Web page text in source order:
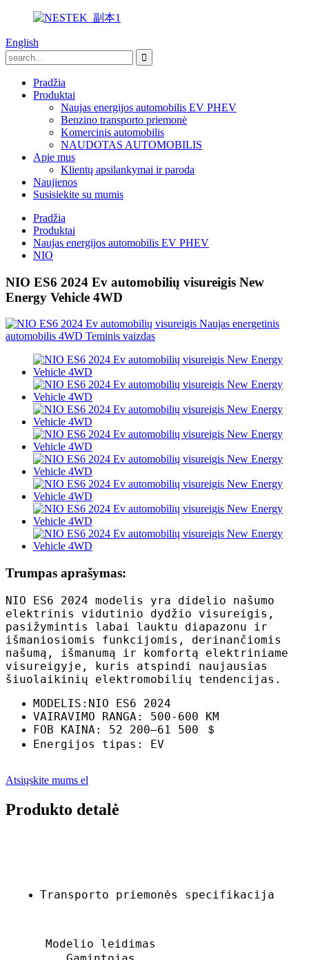
English
Pradžia
Produktai
Naujas energijos automobilis EV PHEV
Benzino transporto priemonė
Komercinis automobilis
NAUDOTAS AUTOMOBILIS
Apie mus
Klientų apsilankymai ir paroda
Naujienos
Susisiekite su mumis
Pradžia
Produktai
Naujas energijos automobilis EV PHEV
NIO
NIO ES6 2024 Ev automobilių visureigis New
Energy Vehicle 4WD
Trumpas aprašymas:
NIO ES6 2024 modelis yra didelio našumo
elektrinis vidutinio dydžio visureigis,
pasižymintis labai lauktu diapazonu ir
išmaniosiomis funkcijomis, derinančiomis
našumą, išmanumą ir komfortą elektriniame
visureigyje, kuris atspindi naujausias
šiuolaikinių elektromobilių tendencijas.
MODELIS:NIO ES6 2024
VAIRAVIMO RANGA: 500-600 KM
FOB KAINA: 52 200–61 500 ＄
Energijos tipas: EV
Atsiųskite mums el
Produkto detalė
Transporto priemonės specifikacija
Modelio leidimas